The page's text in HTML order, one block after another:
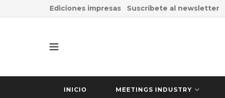
Ediciones impresas Suscríbete al newsletter
INICIO MEETINGS INDUSTRY